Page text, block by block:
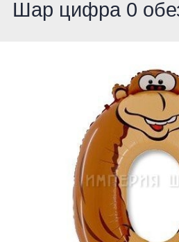
Шар цифра 0